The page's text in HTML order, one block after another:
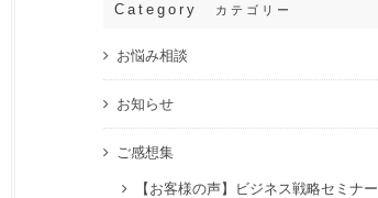
Category カテゴリー
お悩み相談
お知らせ
ご感想集
【お客様の声】ビジネス戦略セミナー